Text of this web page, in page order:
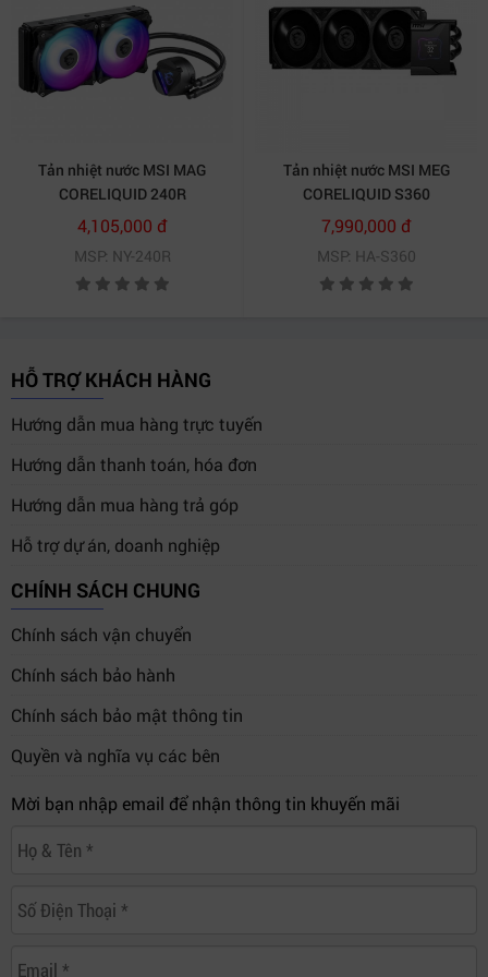
và chống rò rỉ, bay hơi.
Tản nhiệt hiệu xuất cao
chóng tản nhiệt, chất lỏng được làm mát sau đó được
bơm trở lại vòng lặp.
Kết nối và đồng bộ hóa MSI MAG CORELIQUID
Tản nhiệt nước MSI MAG
CORELIQUID 240R
4,105,000 đ
MSP: NY-240R
Tản nhiệt nước MSI MEG
CORELIQUID S360
7,990,000 đ
MSP: HA-S360
HỖ TRỢ KHÁCH HÀNG
Hướng dẫn mua hàng trực tuyến
Hướng dẫn thanh toán, hóa đơn
Hướng dẫn mua hàng trả góp
Hỗ trợ dự án, doanh nghiệp
CHÍNH SÁCH CHUNG
Chính sách vận chuyển
Chính sách bảo hành
Chính sách bảo mật thông tin
Quyền và nghĩa vụ các bên
Mời bạn nhập email để nhận thông tin khuyến mãi